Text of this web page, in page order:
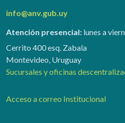
info@anv.gub.uy
Atención presencial: lunes a
Cerrito 400 esq. Zabala
Montevideo, Uruguay
Sucursales y oficinas
Acceso a correo Institucional